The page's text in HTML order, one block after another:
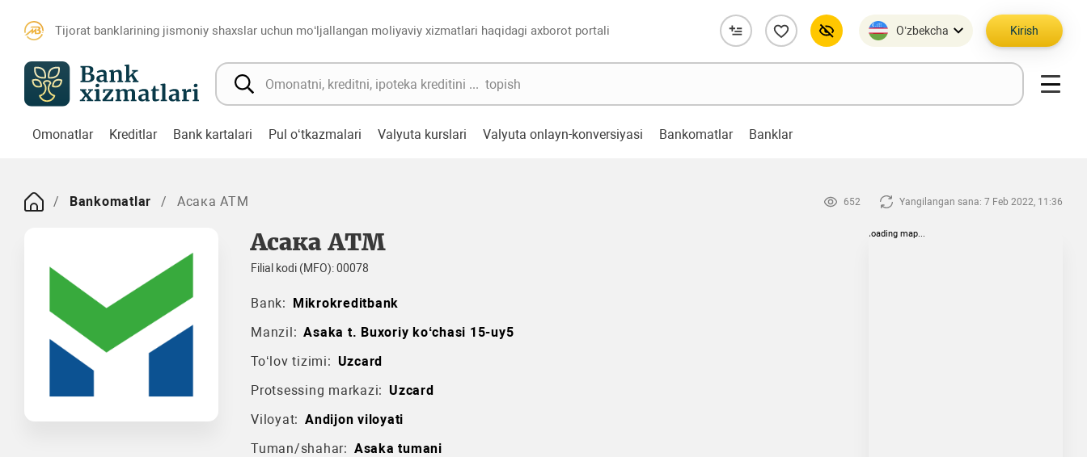
Tijorat banklarining jismoniy shaxslar uchun mo‘ljallangan moliyaviy xizmatlari haqidagi axborot portali O’zbekcha Kirish
Omonatlar Kreditlar Bank kartalari Pul o‘tkazmalari Valyuta kurslari Valyuta onlayn-konversiyasi Bankomatlar Banklar
Bankomatlar Асака ATM 652 Yangilangan sana: 7 Feb 2022, 11:36
Асака ATM
Filial kodi (MFO): 00078
Bank: Mikrokreditbank
Manzil: Asaka t. Buxoriy koʻchasi 15-uy5
To‘lov tizimi: Uzcard
Protsessing markazi: Uzcard
Viloyat: Andijon viloyati
Tuman/shahar: Asaka tumani
loading map...